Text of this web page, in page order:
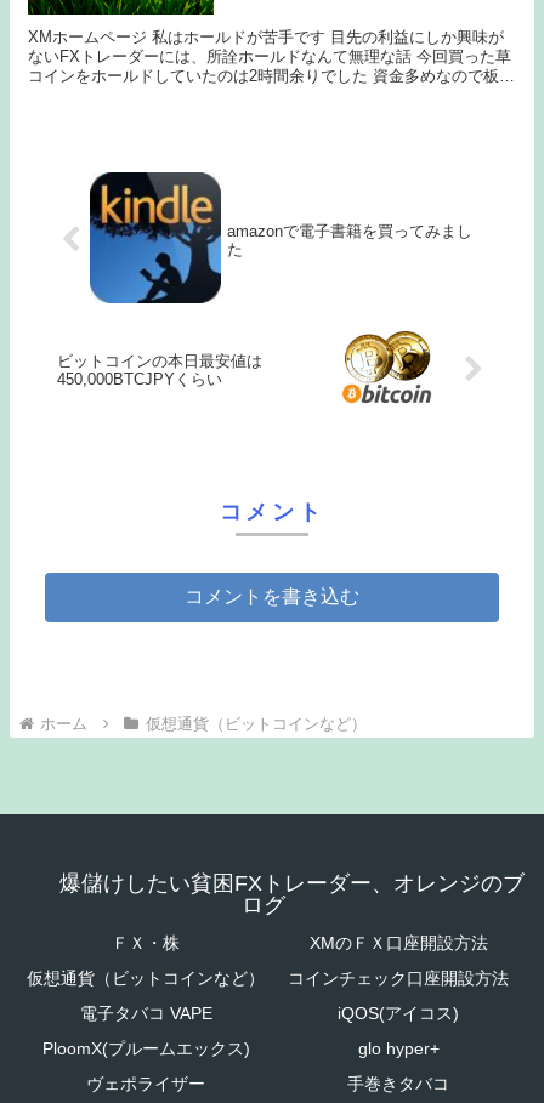
XMホームページ 私はホールドが苦手です 目先の利益にしか興味が
ないFXトレーダーには、所詮ホールドなんて無理な話 今回買った草
コインをホールドしていたのは2時間余りでした 資金多めなので板の
amazonで電子書籍を買ってみまし
た
ビットコインの本日最安値は
450,000BTCJPYくらい
コメント
コメントを書き込む
ホーム 仮想通貨（ビットコインなど）
爆儲けしたい貧困FXトレーダー、オレンジのブ
ログ
ＦＸ・株
XMのＦＸ口座開設方法
仮想通貨（ビットコインなど）
コインチェック口座開設方法
電子タバコ VAPE
iQOS(アイコス)
PloomX(プルームエックス)
glo hyper+
ヴェポライザー
手巻きタバコ